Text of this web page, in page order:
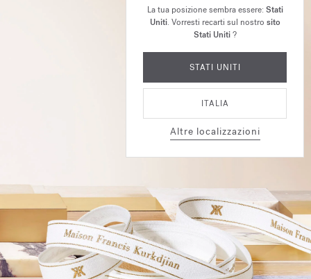
La tua posizione sembra essere: Stati
Uniti. Vorresti recarti sul nostro sito
Stati Uniti?
STATI UNITI
ITALIA
Altre localizzazioni